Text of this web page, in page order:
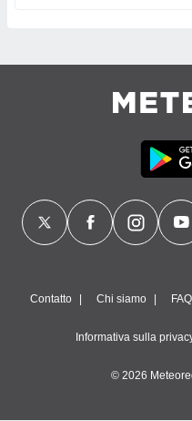
Contatto Chi siamo FAQ
Informativa sulla
© 2026